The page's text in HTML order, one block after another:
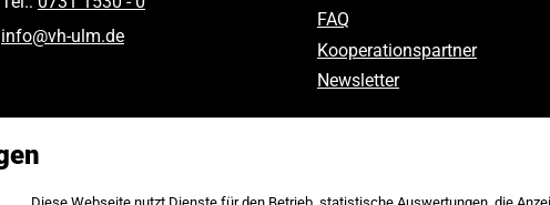
info@vh-ulm.de
FAQ
Kooperationspartner
Newsletter